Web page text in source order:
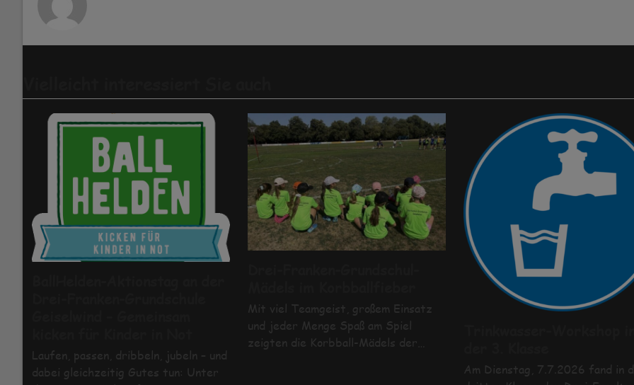
Laufen, passen, dribbeln, jubeln – und
dabei gleichzeitig Gutes tun: Unter
Mit viel Teamgeist, großem Einsatz
und jeder Menge Spaß am Spiel
zeigten die Korbball-Mädels der…
Am Dienstag, 7.7.2026 fand in